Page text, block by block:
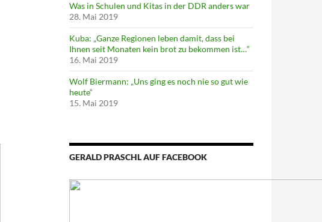
Was in Schulen und Kitas in der DDR anders war
28. Mai 2019
Kuba: „Ganze Regionen leben damit, dass bei
Ihnen seit Monaten kein brot zu bekommen ist…“
16. Mai 2019
Wolf Biermann: „Uns ging es noch nie so gut wie
heute“
15. Mai 2019
GERALD PRASCHL AUF FACEBOOK